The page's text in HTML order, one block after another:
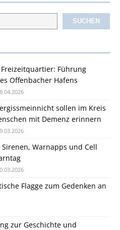
SUCHEN
Führung
Offenbacher Hafens
sollen im Kreis
mit Demenz erinnern
Warnapps und Cell
Flagge zum Gedenken an
zur Geschichte und